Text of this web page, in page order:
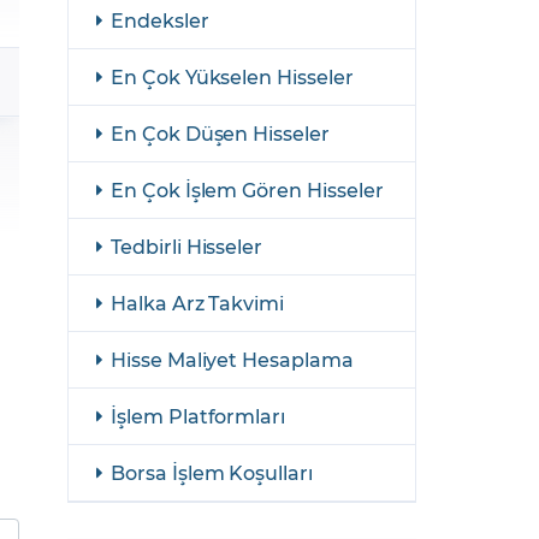
GCM Borsa Trader Eğitim Videoları
Endeksler
En Çok Yükselen Hisseler
En Çok Düşen Hisseler
En Çok İşlem Gören Hisseler
Tedbirli Hisseler
Halka Arz Takvimi
Hisse Maliyet Hesaplama
İşlem Platformları
Borsa İşlem Koşulları